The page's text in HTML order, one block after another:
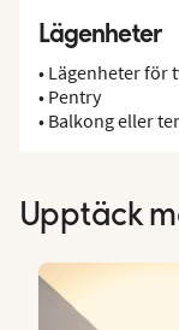
Lägenheter
• Lägenheter för
• Pentry
• Balkong eller
Upptäck